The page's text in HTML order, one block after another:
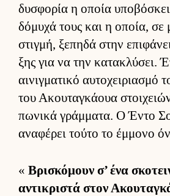
δυσφορία η οποία
δόμυχά τους και η οποία, σε
στιγ­μή, ξεπηδά στην
ξης για να την κατακλύσει.
αι­νιγ­ματικό αυ­τοχει­ρια­σμό
του Ακου­ταγκάουα
πωνικά γράμ­ματα. Ο Έντο
αναφέρει τούτο το έμ­μονο
« Βρισκόμουν σ’ ένα
αντικριστά στον